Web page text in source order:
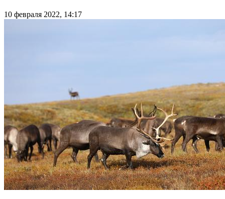
10 февраля 2022, 14:17